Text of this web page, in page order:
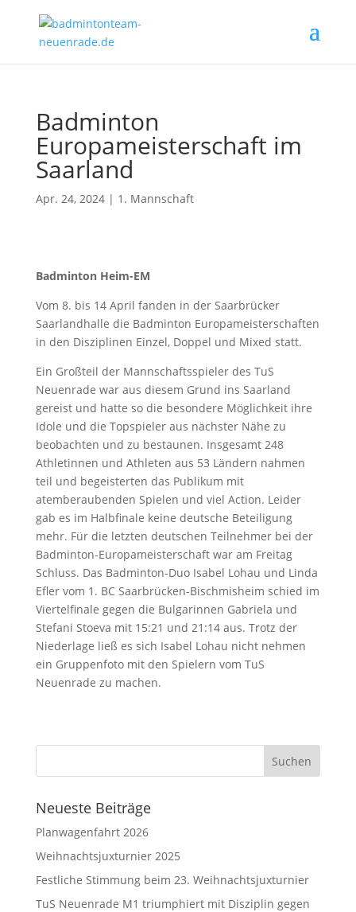
Badminton
Europameisterschaft im
Saarland
Apr. 24, 2024| 1. Mannschaft
Badminton Heim-EM
Vom 8. bis 14 April fanden in der Saarbrücker
Saarlandhalle die Badminton Europameisterschaften
in den Disziplinen Einzel, Doppel und Mixed statt.
Ein Großteil der Mannschaftsspieler des TuS
Neuenrade war aus diesem Grund ins Saarland
gereist und hatte so die besondere Möglichkeit ihre
Idole und die Topspieler aus nächster Nähe zu
beobachten und zu bestaunen. Insgesamt 248
Athletinnen und Athleten aus 53 Ländern nahmen
teil und begeisterten das Publikum mit
atemberaubenden Spielen und viel Action. Leider
gab es im Halbfinale keine deutsche Beteiligung
mehr. Für die letzten deutschen Teilnehmer bei der
Badminton-Europameisterschaft war am Freitag
Schluss. Das Badminton-Duo Isabel Lohau und Linda
Efler vom 1. BC Saarbrücken-Bischmisheim schied im
Viertelfinale gegen die Bulgarinnen Gabriela und
Stefani Stoeva mit 15:21 und 21:14 aus. Trotz der
Niederlage ließ es sich Isabel Lohau nicht nehmen
ein Gruppenfoto mit den Spielern vom TuS
Neuenrade zu machen.
Neueste Beiträge
Planwagenfahrt 2026
Weihnachtsjuxturnier 2025
Festliche Stimmung beim 23. Weihnachtsjuxturnier
TuS Neuenrade M1 triumphiert mit Disziplin gegen